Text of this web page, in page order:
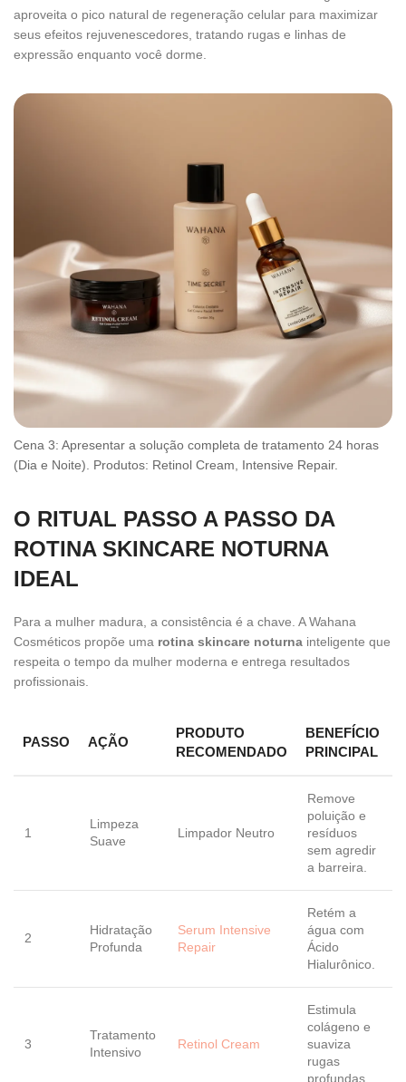
aproveita o pico natural de regeneração celular para maximizar
seus efeitos rejuvenescedores, tratando rugas e linhas de
expressão enquanto você dorme.
Cena 3: Apresentar a solução completa de tratamento 24 horas
(Dia e Noite). Produtos: Retinol Cream, Intensive Repair.
O RITUAL PASSO A PASSO DA
ROTINA SKINCARE NOTURNA
IDEAL
Para a mulher madura, a consistência é a chave. A Wahana
Cosméticos propõe uma rotina skincare noturna inteligente que
respeita o tempo da mulher moderna e entrega resultados
profissionais.
PASSO AÇÃO
PRODUTO
RECOMENDADO
BENEFÍCIO
PRINCIPAL
1
Limpeza
Suave
Limpador Neutro
Remove
poluição e
resíduos
sem agredir
a barreira.
2
Hidratação
Profunda
Serum Intensive
Repair
Retém a
água com
Ácido
Hialurônico.
3
Tratamento
Intensivo
Retinol Cream
Estimula
colágeno e
suaviza
rugas
profundas.